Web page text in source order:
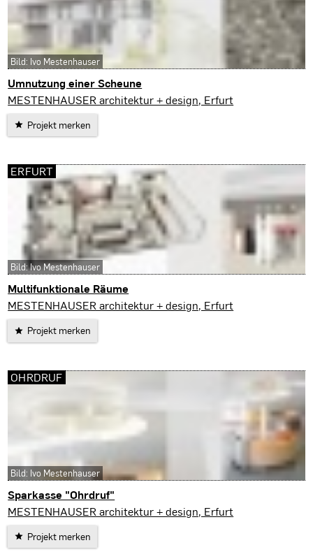
Umnutzung einer Scheune
Blankenhain
MESTENHAUSER architektur + design, Erfurt
Projekt merken
Bild: Ivo Mestenhauser
Multifunktionale Räume
Erfurt
MESTENHAUSER architektur + design, Erfurt
Projekt merken
ERFURT
Bild: Ivo Mestenhauser
Sparkasse "Ohrdruf"
Ohrdruf
MESTENHAUSER architektur + design, Erfurt
Projekt merken
OHRDRUF
Bild: Ivo Mestenhauser